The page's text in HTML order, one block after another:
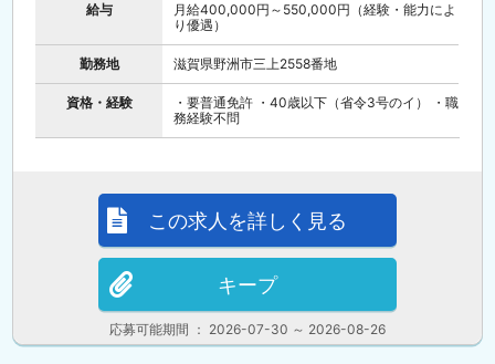
給与
月給400,000円～550,000円（経験・能力によ
り優遇）
勤務地 滋賀県野洲市三上2558番地
資格・経験
・要普通免許 ・40歳以下（省令3号のイ） ・職
務経験不問
応募可能期間 ： 2026-07-30 ～ 2026-08-26
この求人を詳しく見る
キープ